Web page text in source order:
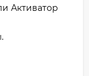
Активатор